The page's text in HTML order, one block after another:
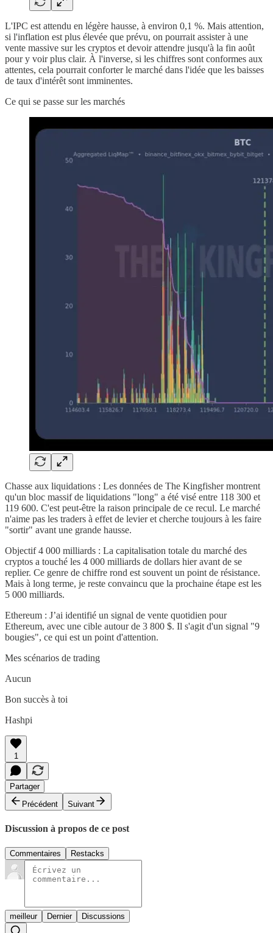
L'IPC est attendu en légère hausse, à environ 0,1 %. Mais attention,
si l'inflation est plus élevée que prévu, on pourrait assister à une
vente massive sur les cryptos et devoir attendre jusqu'à la fin août
pour y voir plus clair. À l'inverse, si les chiffres sont conformes aux
attentes, cela pourrait conforter le marché dans l'idée que les baisses
de taux d'intérêt sont imminentes.
Ce qui se passe sur les marchés
Chasse aux liquidations : Les données de The Kingfisher montrent
qu'un bloc massif de liquidations "long" a été visé entre 118 300 et
119 600. C'est peut-être la raison principale de ce recul. Le marché
n'aime pas les traders à effet de levier et cherche toujours à les faire
"sortir" avant une grande hausse.
Objectif 4 000 milliards : La capitalisation totale du marché des
cryptos a touché les 4 000 milliards de dollars hier avant de se
replier. Ce genre de chiffre rond est souvent un point de résistance.
Mais à long terme, je reste convaincu que la prochaine étape est les
5 000 milliards.
Ethereum : J’ai identifié un signal de vente quotidien pour
Ethereum, avec une cible autour de 3 800 $. Il s'agit d'un signal "9
bougies", ce qui est un point d'attention.
Mes scénarios de trading
Aucun
Bon succès à toi
Hashpi
1
Partager
Précédent
Suivant
Discussion à propos de ce post
Commentaires Restacks
meilleur Dernier Discussions